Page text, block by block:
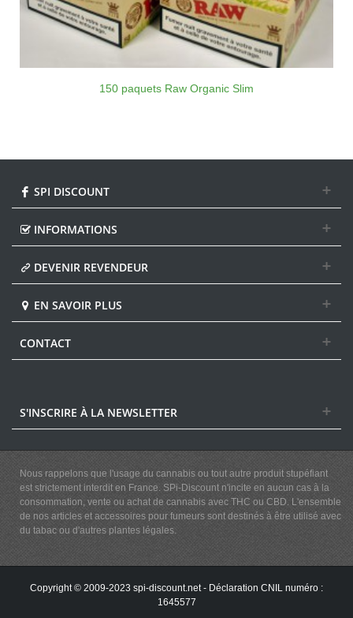
150 paquets Raw Organic Slim
SPI DISCOUNT
INFORMATIONS
DEVENIR REVENDEUR
EN SAVOIR PLUS
CONTACT
S'INSCRIRE À LA NEWSLETTER
Nous rappelons que l'usage du cannabis ou tout autre produit stupéfiant
est strictement interdit en France. SPi-Discount n'incite en aucun cas à la
consommation, vente ou achat de cannabis avec THC ou CBD. L'ensemble
de nos articles et accessoires pour fumeurs sont destinés à être utilisé avec
du tabac ou d'autres plantes légales.
Copyright © 2009-2023 spi-discount.net - Déclaration CNIL numéro :
1645577